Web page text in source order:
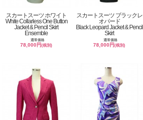
スカートスーツ ホワイト
White Collarless One Button
Jacket & Pencil Skirt
Ensemble
通常価格
78,000円(税別)
スカートスーツ ブラックレ
オパード
Black Leopard Jacket & Pencil
Skirt
通常価格
78,000円(税別)